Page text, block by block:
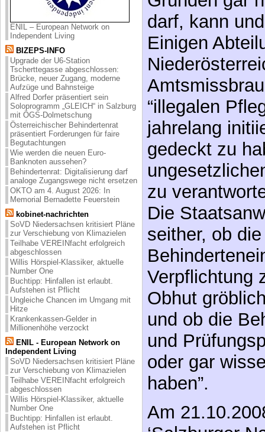
ENIL – European Network on
Independent Living
BIZEPS-INFO
Upgrade der U6-Station
Tscherttegasse abgeschlossen:
Brücke, neuer Zugang, moderne
Aufzüge und Bahnsteige
Alfred Dorfer präsentiert sein
Soloprogramm „GLEICH“ in Salzburg
mit ÖGS-Dolmetschung
Österreichischer Behindertenrat
präsentiert Forderungen für faire
Begutachtungen
Wie werden die neuen Euro-
Banknoten aussehen?
Behindertenrat: Digitalisierung darf
analoge Zugangswege nicht ersetzen
OKTO am 4. August 2026: In
Memorial Bernadette Feuerstein
kobinet-nachrichten
SoVD Niedersachsen kritisiert Pläne
zur Verschiebung von Klimazielen
Teilhabe VEREINfacht erfolgreich
abgeschlossen
Willis Hörspiel-Klassiker, aktuelle
Number One
Buchtipp: Hinfallen ist erlaubt.
Aufstehen ist Pflicht
Ungleiche Chancen im Umgang mit
Hitze
Krankenkassen-Gelder in
Millionenhöhe verzockt
ENIL - European Network on
Independent Living
SoVD Niedersachsen kritisiert Pläne
zur Verschiebung von Klimazielen
Teilhabe VEREINfacht erfolgreich
abgeschlossen
Willis Hörspiel-Klassiker, aktuelle
Number One
Buchtipp: Hinfallen ist erlaubt.
Aufstehen ist Pflicht
darf, kann
Einigen
“illegalen
jahrelang
gedeckt zu
zu
Die
seither, ob die
Verpflichtung
Obhut
und ob die
und
oder gar
haben”.
Am